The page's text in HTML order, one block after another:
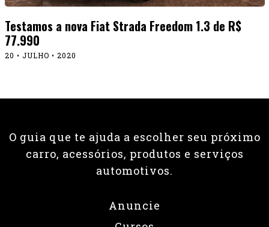
Testamos a nova Fiat Strada Freedom 1.3 de R$
77.990
20 • JULHO • 2020
O guia que te ajuda a escolher seu próximo
carro, acessórios, produtos e serviços
automotivos.
Anuncie